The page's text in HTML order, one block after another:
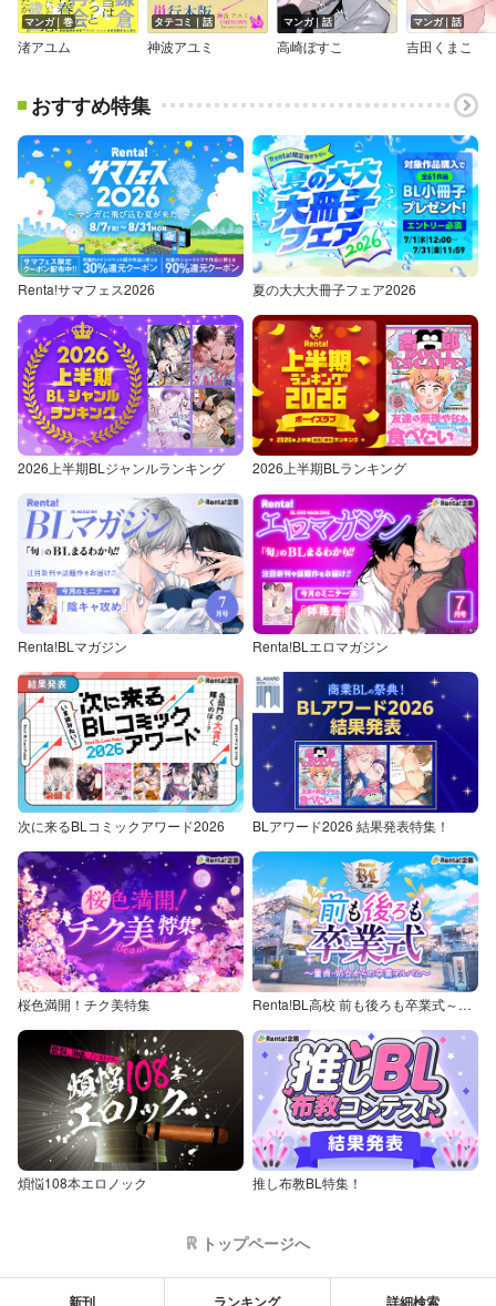
マンガ｜巻
渚アユム
タテコミ｜話
神波アユミ
マンガ｜話
高崎ぼすこ
マンガ｜話
吉田くまこ
おすすめ特集
Renta!サマフェス2026 夏の大大大冊子フェア2026
2026上半期BLジャンルランキング 2026上半期BLランキング
Renta!BLマガジン Renta!BLエロマガジン
次に来るBLコミックアワード2026 BLアワード2026 結果発表特集！
桜色満開！チク美特集 Renta!BL高校 前も後ろも卒業式～童貞・処女からの卒業アルバム～
煩悩108本エロノック 推し布教BL特集！
トップページへ